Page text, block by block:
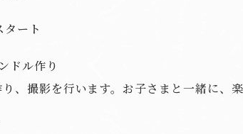
ート
ドル作り
、撮影を行います。お子さまと一緒に、